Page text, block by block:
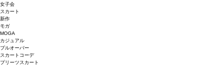
女子会
スカート
新作
モガ
MOGA
カジュアル
プルオーバー
スカートコーデ
プリーツスカート